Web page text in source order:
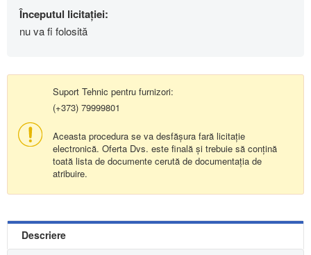
Începutul licitației:
nu va fi folosită
Suport Tehnic pentru furnizori:
(+373) 79999801
Aceasta procedura se va desfășura fară licitație
electronică. Oferta Dvs. este finală și trebuie să conțină
toată lista de documente cerută de documentația de
atribuire.
Descriere